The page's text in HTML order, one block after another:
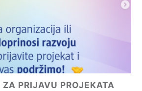
PRIJAVU PROJEKATA